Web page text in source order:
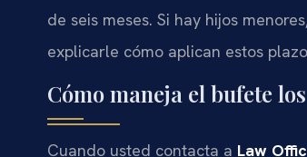
de seis meses. Si hay hijos
explicarle cómo aplican estos
Cómo maneja el bufete
Cuando usted contacta a Law